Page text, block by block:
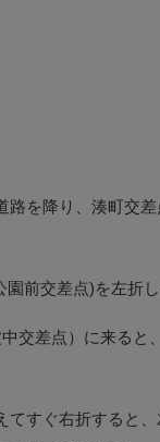
路を降り、湊町交
園前交差点)を左折
交差点）に来ると
てすぐ右折すると、